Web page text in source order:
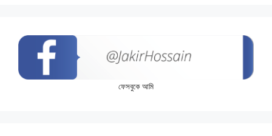
ফেসবুকে আমি